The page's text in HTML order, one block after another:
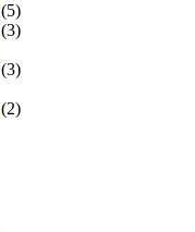
(5)
(3)
(3)
(2)